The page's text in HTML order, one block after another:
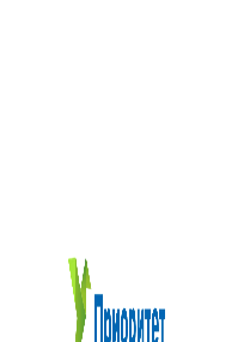
по ремонту и
руб.